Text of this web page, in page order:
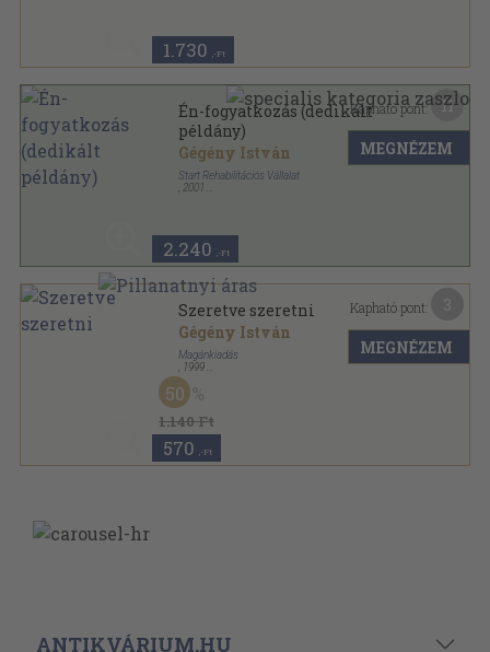
1.730 ,-Ft
Én-fogyatkozás (dedikált
példány)
Gégény István
Start Rehabilitációs Vállalat
2001
2.240 ,-Ft
Kapható pont: 11
MEGNÉZEM
Szeretve szeretni
Gégény István
Magánkiadás
1999
Tűzött kötés
1.140 Ft
50
570 ,-Ft
Kapható pont:
MEGNÉZEM
ANTIKVÁRIUM.HU